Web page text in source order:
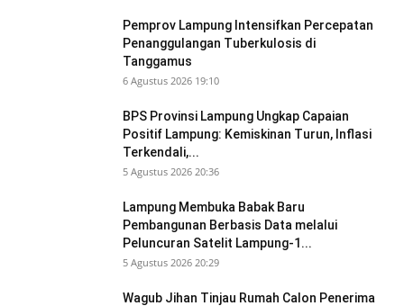
Pemprov Lampung Intensifkan Percepatan
Penanggulangan Tuberkulosis di
Tanggamus
6 Agustus 2026 19:10
BPS Provinsi Lampung Ungkap Capaian
Positif Lampung: Kemiskinan Turun, Inflasi
Terkendali,...
5 Agustus 2026 20:36
Lampung Membuka Babak Baru
Pembangunan Berbasis Data melalui
Peluncuran Satelit Lampung-1...
5 Agustus 2026 20:29
Wagub Jihan Tinjau Rumah Calon Penerima